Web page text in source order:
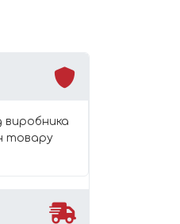
виробника
товару